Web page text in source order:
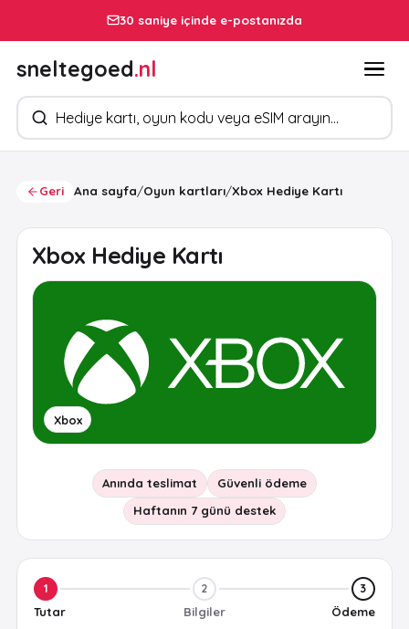
30 saniye içinde e-postanızda
sneltegoed.nl
Ürün arayın
Geri Ana sayfa/Oyun kartları/Xbox Hediye Kartı
Xbox Hediye Kartı
Xbox
Anında teslimat
Güvenli ödeme
Haftanın 7 günü destek
1
Tutar
2
Bilgiler
3
Ödeme